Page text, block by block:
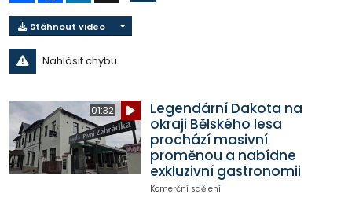
Stáhnout video
Nahlásit chybu
01:32
Legendární Dakota na
okraji Bělského lesa
prochází masivní
proměnou a nabídne
exkluzivní gastronomii
Komerční sdělení